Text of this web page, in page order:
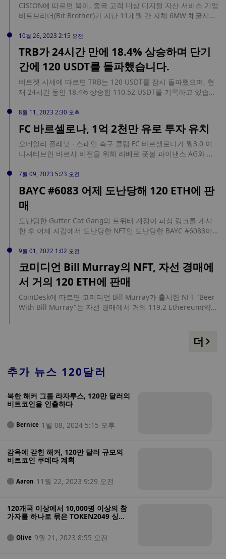
CISION에 따르면 북미, 중국 고객 대상 디지털 자산 서비스 기업
비트브라더(Bit Brother)가 지난 11개월 간 자체 6MW 채굴시설
또 다른 채굴 시설을 건설 중이며 1월 가동할 예정이다. 해당 채
굴 시설의 일일 예상 채굴량은 약 0.4 BTC다. 한편, 최근 나스닥
은 비트브라더에 상장폐지를 통보한 바 있다.
10월 26, 2023 2:15 오전
TRB가 24시간 만에 18.4% 상승하며 단기
간에 120 USDT를 돌파했습니다.
비트젯 시세에 따르면 TRB는 120 USDT를 잠시 돌파했으며, 현
재 24시간 동안 18.4% 상승한 110.52 USDT를 기록하고 있습니
8월 11, 2023 2:30 오후
FC 바르셀로나, 1억 2천만 유로 투자 유치
오데일리 플래닛 - 스페인 축구 클럽 FC 바르셀로나가 웹3.0 이
니셔티브인 바르샤 비전을 위해 리베로 풋볼 파이낸스 AG와 니
를 확보했습니다. FC 바르셀로나는 투자금을 마련하기 위해 바
르사 비전의 지주 회사인 브리지버그 인베스트의 지분 29.5%를
매각했습니다. 바르사 비전은 디지털 에스파이 바르사를 만들기
위한 클럽 전략의 일환으로, NFT와 메타버스를 포함한 웹3와 블
하고 있다고 합니다. (코인텔레그래프)
7월 09, 2023 5:23 오전
BAYC #6083 어제 도난당해 120 ETH에 판
매
도난당한 Gutter Cat Gang의 트위터 계정이 피싱 링크를 게시
한 후 어제 지갑에서 도난당한 NFT인 도난당한 BAYC #6083이
9월 01, 2022 1:02 오전
코미디언 Bill Murray의 NFT, 자선 경매에
서 거의 120 ETH에 판매
CoinDesk에 따르면 코미디언 Bill Murray가 출시한 NFT "Beer
With Bill Murray"는 자선 경매에서 거의 119.2 Ethereum(약
지닌 NFT입니다. The Shack이 Coinbase NFT 마켓플레이스와
협력하여 만들었습니다. 현재 이 시리즈에서 82개의 NFT가 발행
퇴역 군인 및 응급 구조원의 가족을 지원하는 비영리 단체인
Chive Charities에 기부할 것이라고 말했습니다.
더
추가 뉴스 120달러
북한 해커 그룹 라자루스, 120만 달러의
비트코인을 인출하다
Bernice 1월 08, 2024 5:15 오후
감옥에 갇힌 해커, 120만 달러 규모의
비트코인 쿠데타 계획
Aaron 11월 22, 2023 9:29 오전
120개국 이상에서 10,000명 이상의 참
가자를 하나로 묶은 TOKEN2049 싱가
Olive 9월 21, 2023 8:55 오전